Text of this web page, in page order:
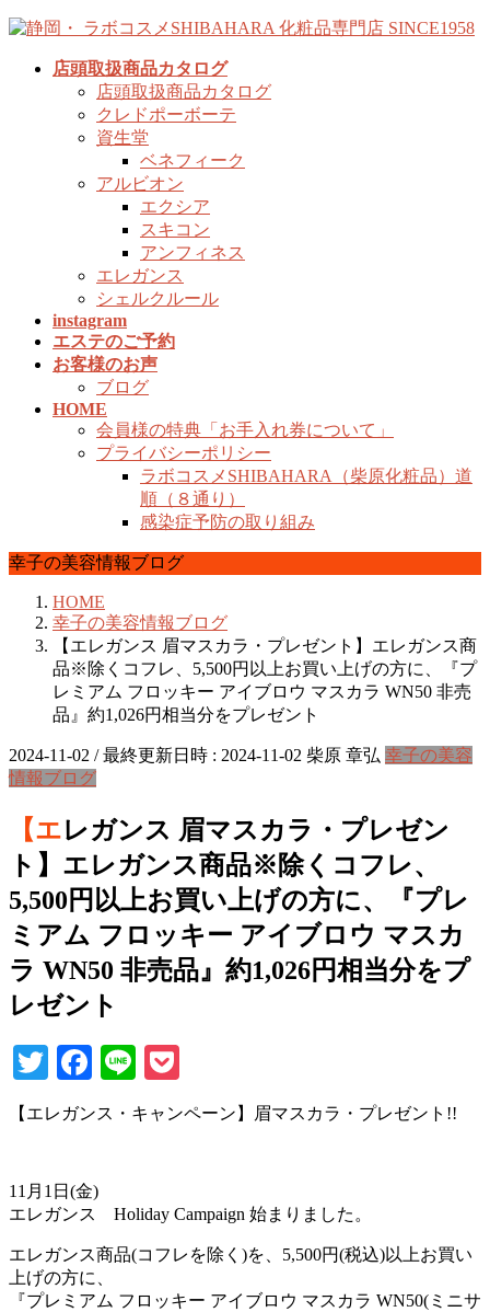
コ
ナ
店頭取扱商品カタログ
店頭取扱商品カタログ
クレドポーボーテ
資生堂
ベネフィーク
アルビオン
エクシア
スキコン
アンフィネス
エレガンス
シェルクルール
instagram
エステのご予約
お客様のお声
ブログ
HOME
会員様の特典「お手入れ券について」
プライバシーポリシー
ラボコスメSHIBAHARA（柴原化粧品）道
順（８通り）
感染症予防の取り組み
幸子の美容情報ブログ
HOME
幸子の美容情報ブログ
【エレガンス 眉マスカラ・プレゼント】エレガンス商
品※除くコフレ、5,500円以上お買い上げの方に、『プ
レミアム フロッキー アイブロウ マスカラ WN50 非売
品』約1,026円相当分をプレゼント
2024-11-02 / 最終更新日時 : 2024-11-02 柴原 章弘 幸子の美容
情報ブログ
【エレガンス 眉マスカラ・プレゼン
ト】エレガンス商品※除くコフレ、
5,500円以上お買い上げの方に、『プレ
ミアム フロッキー アイブロウ マスカ
ラ WN50 非売品』約1,026円相当分をプ
レゼント
TwitterFacebook
Line
【エレガンス・キャンペーン】眉マスカラ・プレゼント!!
11月1日(金)
エレガンス Holiday Campaign 始まりました。
エレガンス商品(コフレを除く)を、5,500円(税込)以上お買い
上げの方に、
『プレミアム フロッキー アイブロウ マスカラ WN50(ミニサ